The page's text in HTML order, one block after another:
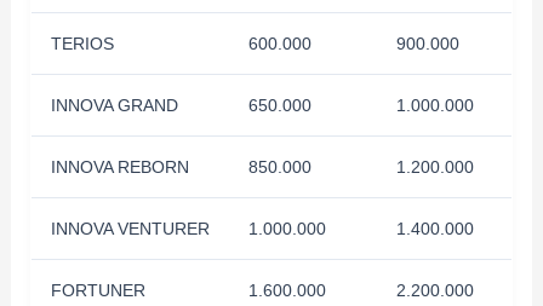
TERIOS 600.000 900.000
INNOVA GRAND 650.000 1.000.000
INNOVA REBORN 850.000 1.200.000
INNOVA VENTURER 1.000.000 1.400.000
FORTUNER 1.600.000 2.200.000